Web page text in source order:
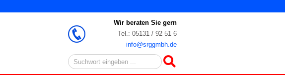
Wir beraten Sie gern
Tel.: 05131 / 92 51 6
info@srggmbh.de
Search